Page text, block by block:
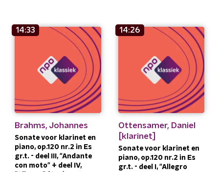
14:33
Brahms, Johannes
Sonate voor klarinet en
piano, op.120 nr.2 in Es
gr.t. - deel III, "Andante
con moto" + deel IV,
14:26
Ottensamer, Daniel
[klarinet]
Sonate voor klarinet en
piano, op.120 nr.2 in Es
gr.t. - deel I, "Allegro